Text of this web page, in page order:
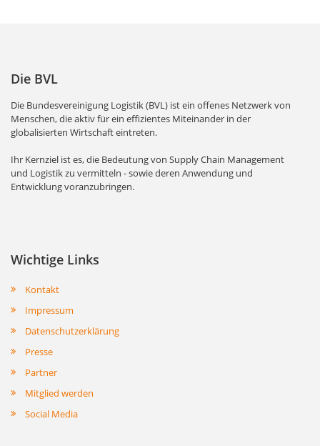
Die BVL
Die Bundesvereinigung Logistik (BVL) ist ein offenes Netzwerk von
Menschen, die aktiv für ein effizientes Miteinander in der
globalisierten Wirtschaft eintreten.
Ihr Kernziel ist es, die Bedeutung von Supply Chain Management
und Logistik zu vermitteln - sowie deren Anwendung und
Entwicklung voranzubringen.
Wichtige Links
Kontakt
Impressum
Datenschutzerklärung
Presse
Partner
Mitglied werden
Social Media